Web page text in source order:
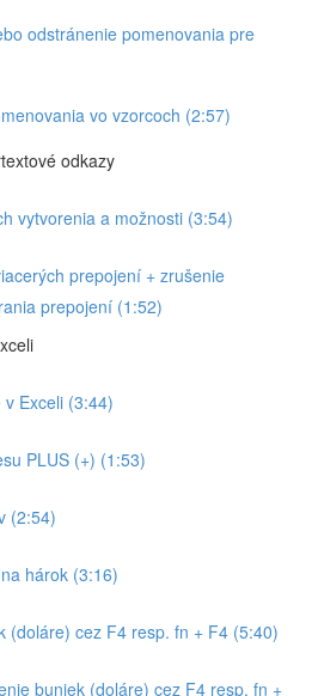
odstránenie pomenovania pre
vo vzorcoch (2:57)
odkazy
vytvorenia a možnosti (3:54)
prepojení + zrušenie
prepojení (1:52)
Exceli (3:44)
PLUS (+) (1:53)
(2:54)
hárok (3:16)
(doláre) cez F4 resp. fn + F4 (5:40)
buniek (doláre) cez F4 resp. fn +